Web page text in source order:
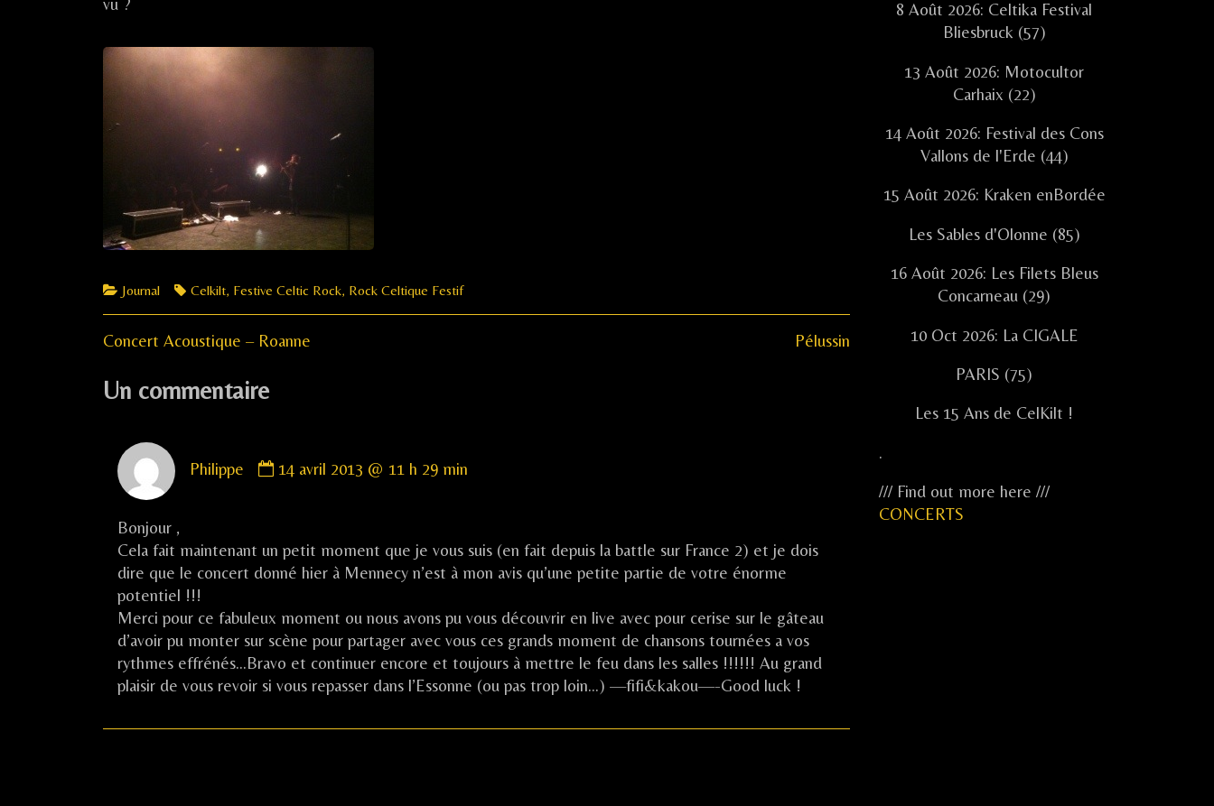
/
Mennecy,
vu ?
Categories
Journal Tags
Celkilt, Festive Celtic Rock, Rock Celtique Festif
Navigation
de
Previous
Concert Acoustique – Roanne
Next
Pélussin
Un commentaire
Philippe
by
14 avril 2013 @ 11 h 29 min
Bonjour ,
Cela fait maintenant un petit moment que je vous suis (en fait depuis la battle sur France 2) et je dois
dire que le concert donné hier à Mennecy n’est à mon avis qu’une petite partie de votre énorme
potentiel !!!
Merci pour ce fabuleux moment ou nous avons pu vous découvrir en live avec pour cerise sur le gâteau
d’avoir pu monter sur scène pour partager avec vous ces grands moment de chansons tournées a vos
rythmes effrénés…Bravo et continuer encore et toujours à mettre le feu dans les salles !!!!!! Au grand
plaisir de vous revoir si vous repasser dans l’Essonne (ou pas trop loin…) —fifi&kakou—-Good luck !
8 Août 2026: Celtika Festival
Bliesbruck (57)
13 Août 2026: Motocultor
Carhaix (22)
14 Août 2026: Festival des Cons
Vallons de l'Erde (44)
15 Août 2026: Kraken enBordée
Les Sables d'Olonne (85)
16 Août 2026: Les Filets Bleus
Concarneau (29)
10 Oct 2026: La CIGALE
PARIS (75)
Les 15 Ans de CelKilt !
.
/// Find out more here ///
CONCERTS